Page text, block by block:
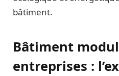
bâtiment.
Bâtiment
entreprises :